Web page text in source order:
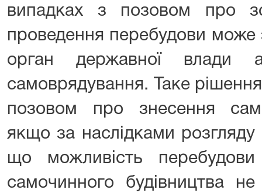
випадках з позовом про
проведення перебудови може
орган державної влади
самоврядування. Таке
позовом про знесення
якщо за наслідками розгляду
що можливість перебудови
самочинного будівництва не